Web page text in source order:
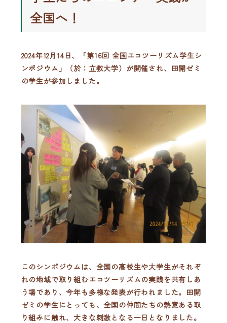
全国へ！
2024年12月14日、「第16回 全国エコツーリズム学生シ
ンポジウム」（於：立教大学）が開催され、田開ゼミ
の学生が参加しました。
このシンポジウムは、全国の高校生や大学生がそれぞ
れの地域で取り組むエコツーリズムの実践を共有しあ
う場であり、今年も多様な発表が行われました。田開
ゼミの学生にとっても、全国の仲間たちの熱意ある取
り組みに触れ、大きな刺激となる一日となりました。